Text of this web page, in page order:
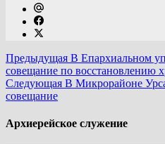
Предыдущая В Епархиальном
совещание по восстановлению
Следующая В Микрорайоне
совещание
Архиерейское служение